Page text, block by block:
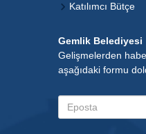
Katılımcı Bütçe
Gemlik Belediyesi
Gelişmelerden
aşağıdaki formu